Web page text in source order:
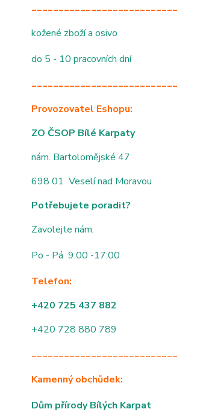
___________________________
kožené zboží a osivo
do 5 - 10 pracovních dní
___________________________
Provozovatel Eshopu:
ZO ČSOP Bílé Karpaty
nám. Bartolomějské 47
698 01 Veselí nad Moravou
Potřebujete poradit?
Zavolejte nám:
Po - Pá 9:00 -17:00
Telefon:
+420 725 437 882
+420 728 880 789
___________________________
Kamenný obchůdek:
Dům přírody Bílých Karpat